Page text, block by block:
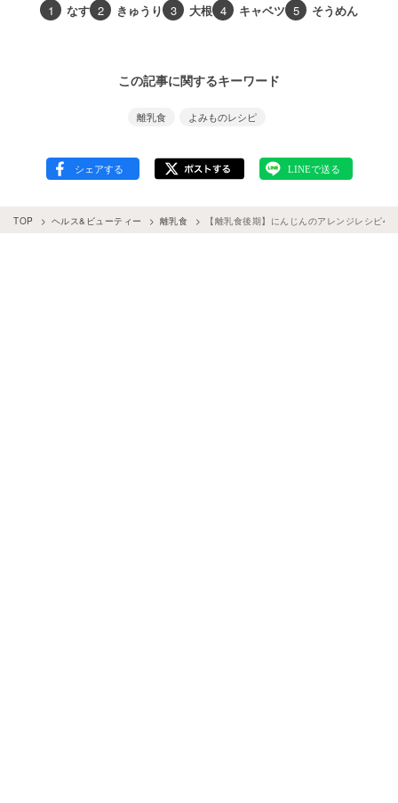
1 なす 2 きゅうり 3 大根 4 キャベツ 5 そうめん
この記事に関するキーワード
離乳食 よみものレシピ
TOP ヘルス&ビューティー 離乳食 【離乳食後期】にんじんのアレンジレシピ4